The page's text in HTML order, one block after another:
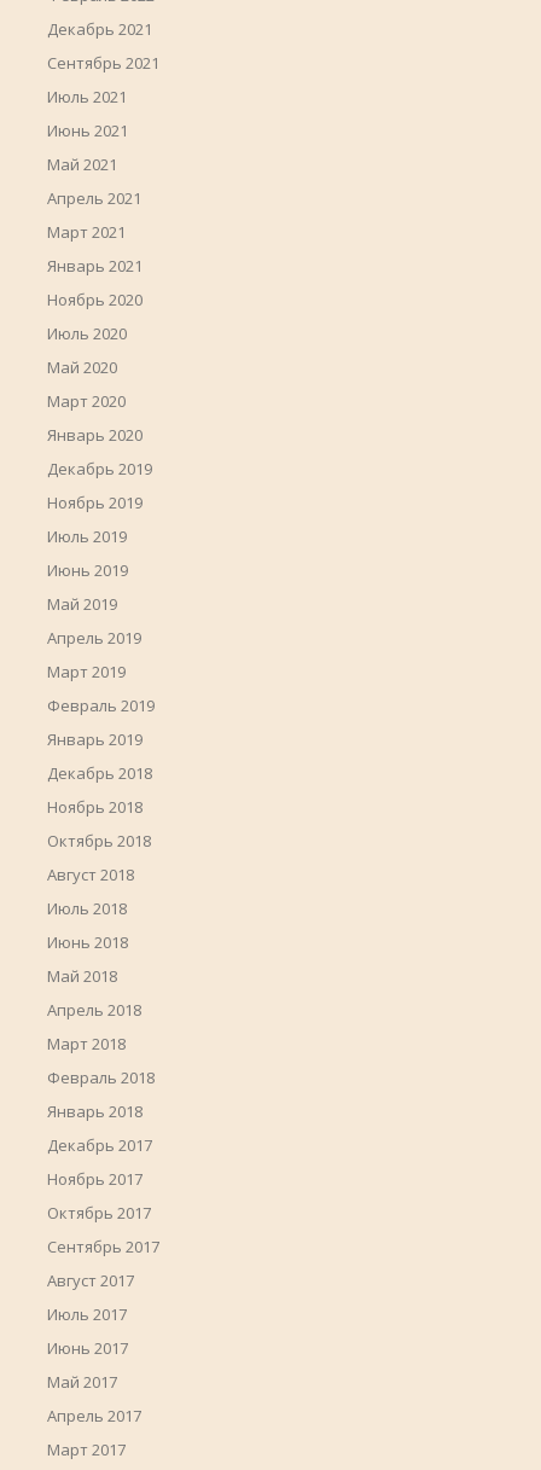
Декабрь 2021
Сентябрь 2021
Июль 2021
Июнь 2021
Май 2021
Апрель 2021
Март 2021
Январь 2021
Ноябрь 2020
Июль 2020
Май 2020
Март 2020
Январь 2020
Декабрь 2019
Ноябрь 2019
Июль 2019
Июнь 2019
Май 2019
Апрель 2019
Март 2019
Февраль 2019
Январь 2019
Декабрь 2018
Ноябрь 2018
Октябрь 2018
Август 2018
Июль 2018
Июнь 2018
Май 2018
Апрель 2018
Март 2018
Февраль 2018
Январь 2018
Декабрь 2017
Ноябрь 2017
Октябрь 2017
Сентябрь 2017
Август 2017
Июль 2017
Июнь 2017
Май 2017
Апрель 2017
Март 2017